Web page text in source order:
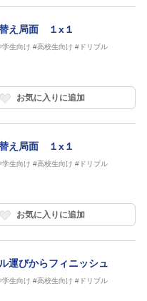
替え局面 １x１
学生向け #高校生向け #ドリブル
お気に入りに追加
替え局面 １x１
学生向け #高校生向け #ドリブル
お気に入りに追加
運びからフィニッシュ
学生向け #高校生向け #ドリブル